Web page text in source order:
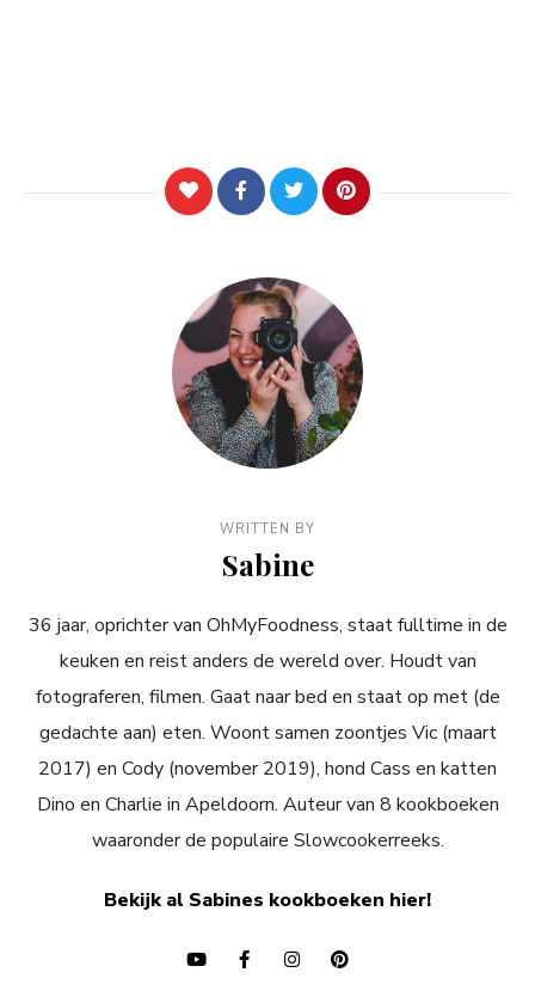
WRITTEN BY
Sabine
36 jaar, oprichter van OhMyFoodness, staat fulltime in de
keuken en reist anders de wereld over. Houdt van
fotograferen, filmen. Gaat naar bed en staat op met (de
gedachte aan) eten. Woont samen zoontjes Vic (maart
2017) en Cody (november 2019), hond Cass en katten
Dino en Charlie in Apeldoorn. Auteur van 8 kookboeken
waaronder de populaire Slowcookerreeks.
Bekijk al Sabines kookboeken hier!